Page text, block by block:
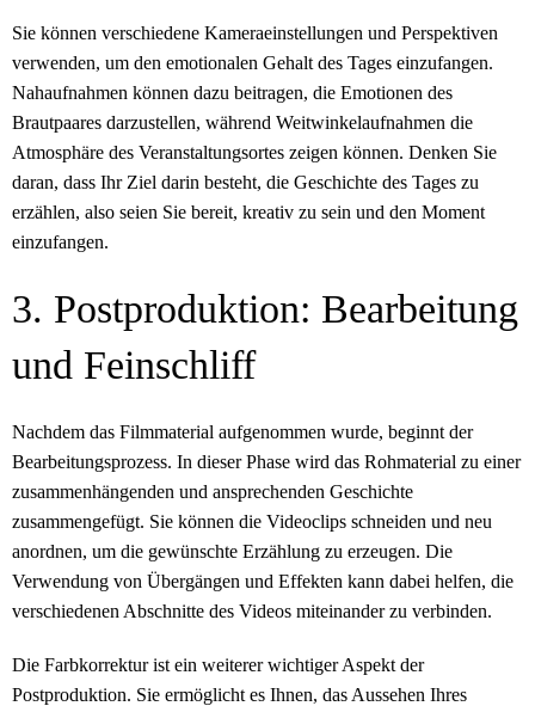
Sie können verschiedene Kameraeinstellungen und Perspektiven
verwenden, um den emotionalen Gehalt des Tages einzufangen.
Nahaufnahmen können dazu beitragen, die Emotionen des
Brautpaares darzustellen, während Weitwinkelaufnahmen die
Atmosphäre des Veranstaltungsortes zeigen können. Denken Sie
daran, dass Ihr Ziel darin besteht, die Geschichte des Tages zu
erzählen, also seien Sie bereit, kreativ zu sein und den Moment
einzufangen.
3. Postproduktion: Bearbeitung
und Feinschliff
Nachdem das Filmmaterial aufgenommen wurde, beginnt der
Bearbeitungsprozess. In dieser Phase wird das Rohmaterial zu einer
zusammenhängenden und ansprechenden Geschichte
zusammengefügt. Sie können die Videoclips schneiden und neu
anordnen, um die gewünschte Erzählung zu erzeugen. Die
Verwendung von Übergängen und Effekten kann dabei helfen, die
verschiedenen Abschnitte des Videos miteinander zu verbinden.
Die Farbkorrektur ist ein weiterer wichtiger Aspekt der
Postproduktion. Sie ermöglicht es Ihnen, das Aussehen Ihres